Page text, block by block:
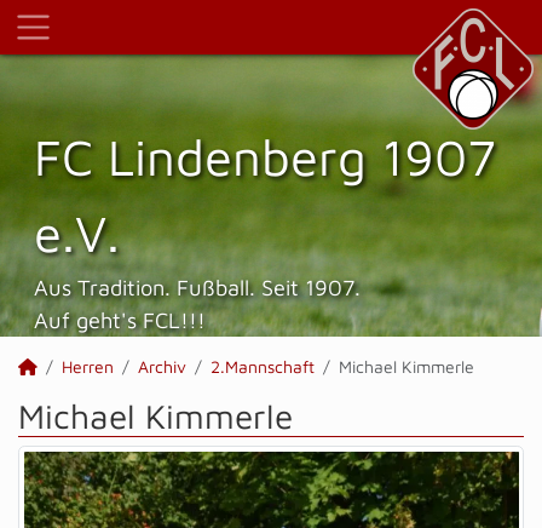
FC Lindenberg 1907
e.V.
Aus Tradition. Fußball. Seit 1907.
Auf geht's FCL!!!
Herren Archiv 2.Mannschaft Michael Kimmerle
Michael Kimmerle